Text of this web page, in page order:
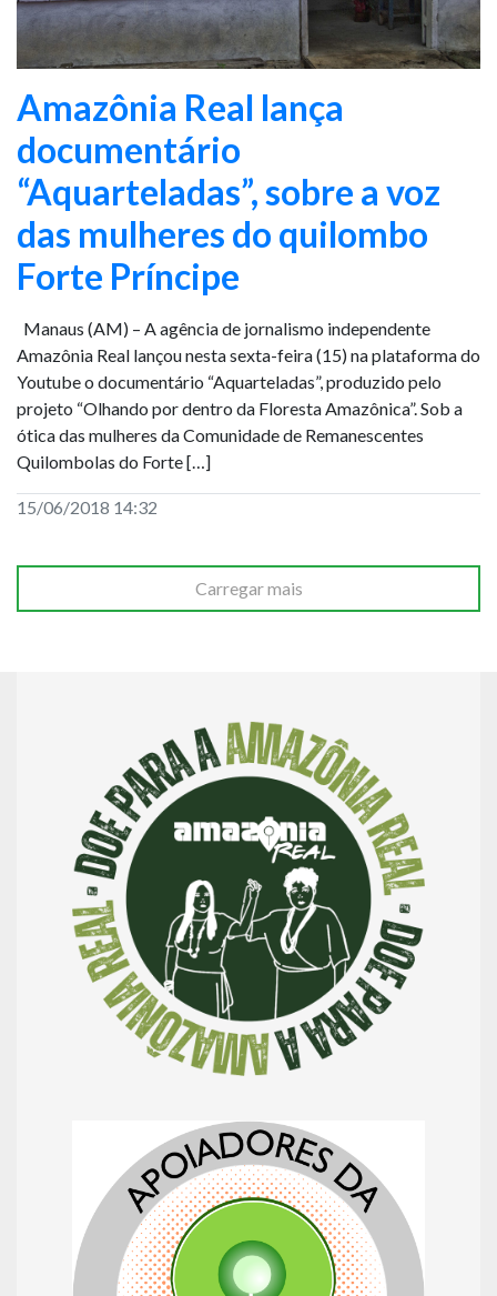
Amazônia Real lança
documentário
“Aquarteladas”, sobre a voz
das mulheres do quilombo
Forte Príncipe
Manaus (AM) – A agência de jornalismo independente
Amazônia Real lançou nesta sexta-feira (15) na plataforma do
Youtube o documentário “Aquarteladas”, produzido pelo
projeto “Olhando por dentro da Floresta Amazônica”. Sob a
ótica das mulheres da Comunidade de Remanescentes
Quilombolas do Forte […]
15/06/2018 14:32
Carregar mais